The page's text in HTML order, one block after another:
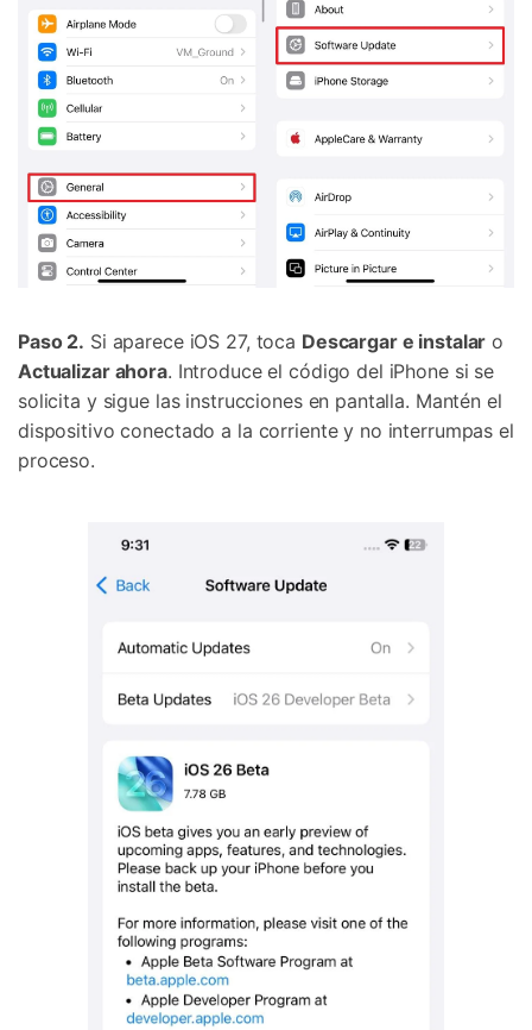
Paso 2. Si aparece iOS 27, toca Descargar e instalar o
Actualizar ahora. Introduce el código del iPhone si se
solicita y sigue las instrucciones en pantalla. Mantén el
dispositivo conectado a la corriente y no interrumpas el
proceso.